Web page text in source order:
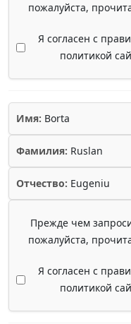
пожалуйста,
Я согласен с
политикой
Имя: Borta
Фамилия: Ruslan
Отчество: Eugeniu
Прежде чем
пожалуйста,
Я согласен с
политикой